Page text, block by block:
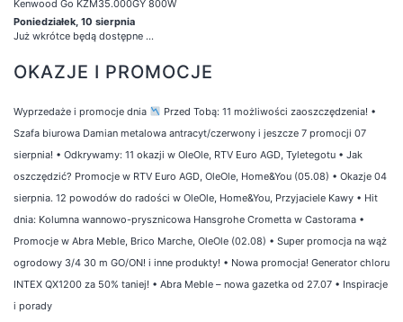
Kenwood Go KZM35.000GY 800W
Poniedziałek, 10 sierpnia
Już wkrótce będą dostępne ...
OKAZJE I PROMOCJE
Wyprzedaże i promocje dnia Przed Tobą: 11 możliwości zaoszczędzenia!•
Szafa biurowa Damian metalowa antracyt/czerwony i jeszcze 7 promocji 07
sierpnia! • Odkrywamy: 11 okazji w OleOle, RTV Euro AGD, Tyletegotu • Jak
oszczędzić? Promocje w RTV Euro AGD, OleOle, Home&You (05.08) • Okazje 04
sierpnia. 12 powodów do radości w OleOle, Home&You, Przyjaciele Kawy • Hit
dnia: Kolumna wannowo-prysznicowa Hansgrohe Crometta w Castorama •
Promocje w Abra Meble, Brico Marche, OleOle (02.08) • Super promocja na wąż
ogrodowy 3/4 30 m GO/ON! i inne produkty! • Nowa promocja! Generator chloru
INTEX QX1200 za 50% taniej! • Abra Meble – nowa gazetka od 27.07 • Inspiracje
i porady